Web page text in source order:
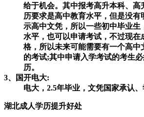
给于机会。其中报考高升本科、高
历要求是高中教育水平，但是没有
示高中文凭，所以一些初中毕业生
水平，也可以申请考试，不过现在
格，所以未来可能需要有一个高中
的考试;其中申请入学考试的考生
历。
3、国开电大:
电大，2.5年毕业，文凭国家承认
湖北成人学历提升好处